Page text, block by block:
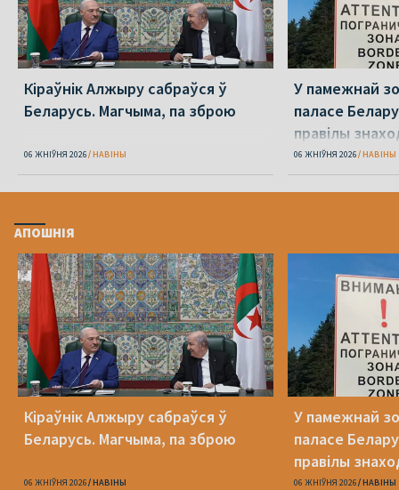
Кіраўнік Алжыру сабраўся ў
Беларусь. Магчыма, па зброю
06 ЖНІЎНЯ 2026 НАВІНЫ
У памежнай
паласе
правілы
06 ЖНІЎНЯ 2026 НАВІНЫ
АПОШНІЯ
Кіраўнік Алжыру сабраўся ў
Беларусь. Магчыма, па зброю
06 ЖНІЎНЯ 2026 НАВІНЫ
У памежнай
паласе
правілы
06 ЖНІЎНЯ 2026 НАВІНЫ